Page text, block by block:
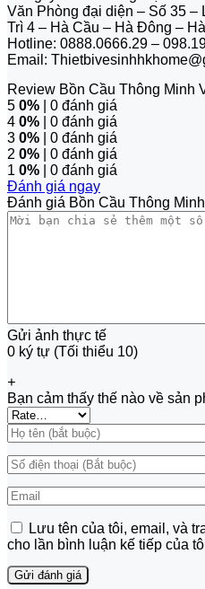
Văn Phòng đại diện – Số 35 –
Trì 4 – Hà Cầu – Hà Đông –
Hotline: 0888.0666.29 –
Email:
Review Bồn Cầu Thông Minh
5 0% | 0 đánh giá
4 0% | 0 đánh giá
3 0% | 0 đánh giá
2 0% | 0 đánh giá
1 0% | 0 đánh giá
Đánh giá ngay
Đánh giá Bồn Cầu Thông
Gửi ảnh thực tế
0 ký tự (Tối thiểu 10)
+
Bạn cảm thấy thế nào về sản
Lưu tên của tôi, email, và
cho lần bình luận kế tiếp của